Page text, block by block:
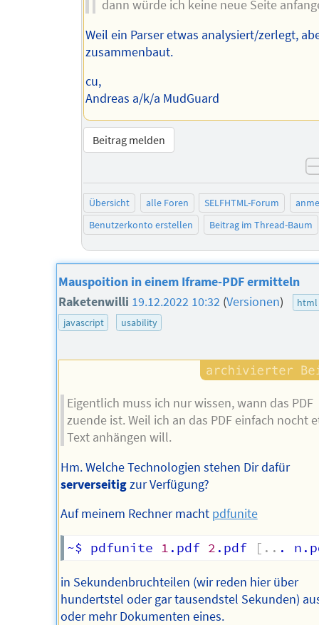
dann würde ich keine neue Seite
Weil ein Parser etwas analysiert/zerlegt,
zusammenbaut.
cu,
Andreas a/k/a MudGuard
Beitrag melden
Übersicht alle Foren SELFHTML-Forum
Benutzerkonto erstellen
Beitrag im Thread-Baum
Mauspoition in einem Iframe-PDF ermitteln
Raketenwilli 19.12.2022 10:32 (Versionen)
html
javascript
usability
Eigentlich muss ich nur wissen, wann das PDF
zuende ist. Weil ich an das PDF einfach nocht
Text anhängen will.
Hm. Welche Technologien stehen Dir dafür
serverseitigzur Verfügung?
Auf meinem Rechner macht pdfunite
~$ pdfunite 1 .pdf 2 .pdf [ .. .
in Sekundenbruchteilen (wir reden hier über
hundertstel oder gar tausendstel Sekunden)
oder mehr Dokumenten eines.